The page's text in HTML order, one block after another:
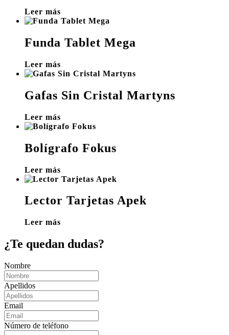
Leer más
Funda Tablet Mega
Leer más
Gafas Sin Cristal Martyns
Leer más
Bolígrafo Fokus
Leer más
Lector Tarjetas Apek
Leer más
¿Te quedan dudas?
Nombre
Apellidos
Email
Número de teléfono